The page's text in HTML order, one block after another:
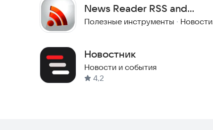
News Reader RSS and
Widget
Полезные инструменты · Новости и события
Новостник
Новости и события
4,2